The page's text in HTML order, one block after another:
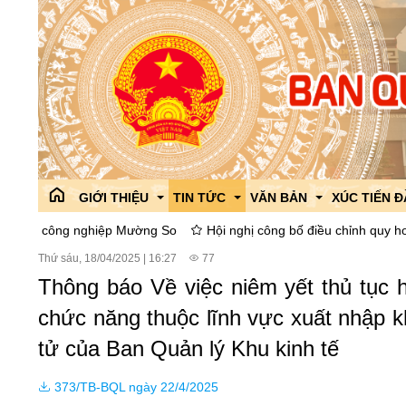
GIỚI THIỆU
Lãnh đạo Ban
Phòng ban,chức năng
Lịch sử hình thành và phát triển
TIN TỨC
Tin tức của ban
Thông tin liên ngành
Tổ chức Đảng,đoàn thể
Cải cách hành chính
VĂN BẢN
Văn bản góp ý dự thảo
ISO 9001:2015
XÚC TIẾN
Chính
Các hoạt
Mường So Hội nghị công bố điều chỉnh quy hoạch phân
Thứ sáu, 18/04/2025 16:27 77
Thông báo Về việc niêm yết thủ
chức năng thuộc lĩnh vực xuất nhập
tử của Ban Quản lý Khu kinh tế
373/TB-BQL ngày 22/4/2025